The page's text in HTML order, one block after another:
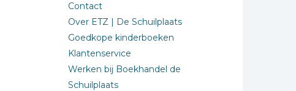
Contact
Over ETZ | De Schuilplaats
Goedkope kinderboeken
Klantenservice
Werken bij Boekhandel de
Schuilplaats